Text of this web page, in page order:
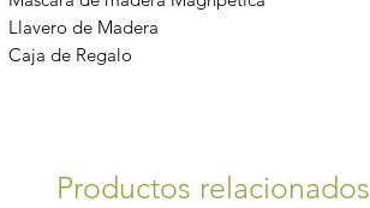
Llavero de Madera
Caja de Regalo
Productos relacionados